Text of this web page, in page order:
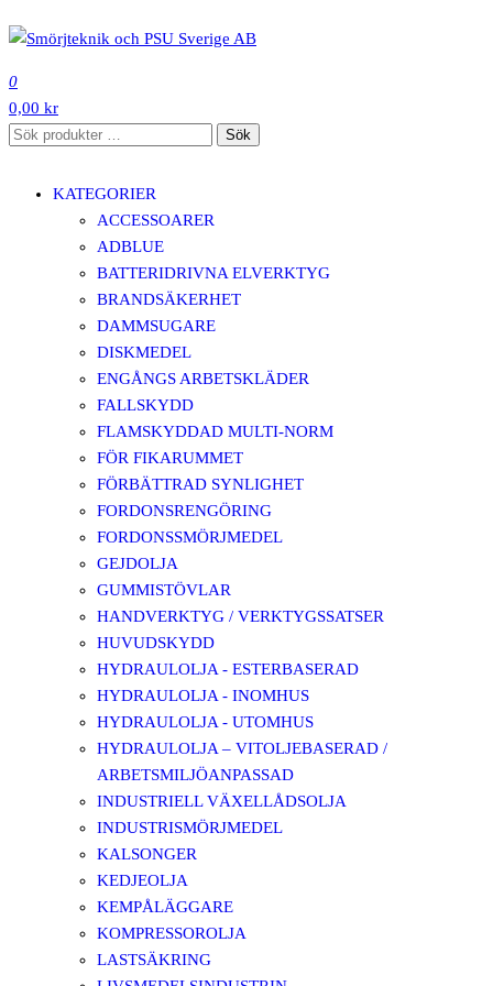
till
innehåll
0
0,00 kr
Sök
Sök
KATEGORIER
ACCESSOARER
ADBLUE
BATTERIDRIVNA ELVERKTYG
BRANDSÄKERHET
DAMMSUGARE
DISKMEDEL
ENGÅNGS ARBETSKLÄDER
FALLSKYDD
FLAMSKYDDAD MULTI-NORM
FÖR FIKARUMMET
FÖRBÄTTRAD SYNLIGHET
FORDONSRENGÖRING
FORDONSSMÖRJMEDEL
GEJDOLJA
GUMMISTÖVLAR
HANDVERKTYG / VERKTYGSSATSER
HUVUDSKYDD
HYDRAULOLJA - ESTERBASERAD
HYDRAULOLJA - INOMHUS
HYDRAULOLJA - UTOMHUS
HYDRAULOLJA – VITOLJEBASERAD /
ARBETSMILJÖANPASSAD
INDUSTRIELL VÄXELLÅDSOLJA
INDUSTRISMÖRJMEDEL
KALSONGER
KEDJEOLJA
KEMPÅLÄGGARE
KOMPRESSOROLJA
LASTSÄKRING